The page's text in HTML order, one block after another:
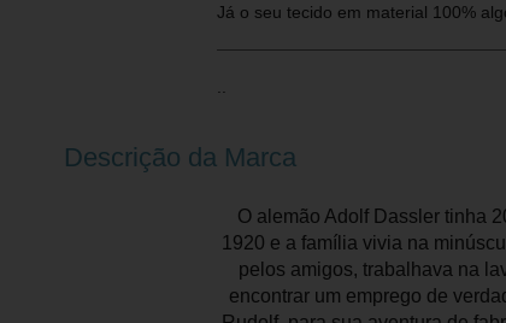
Já o seu tecido em material 100%
..
Descrição da Marca
O alemão Adolf Dassler tinha
1920 e a família vivia na
pelos amigos, trabalhava na
encontrar um emprego de